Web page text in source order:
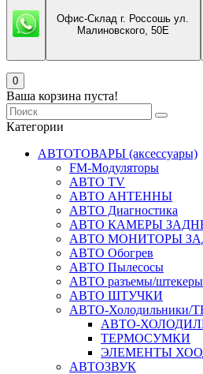
Офис-Склад г. Россошь ул.
Малиновского, 50Е
0
Ваша корзина пуста!
Категории
АВТОТОВАРЫ (аксессуары)
FM-Модуляторы
АВТО TV
АВТО АНТЕННЫ
АВТО Диагностика
АВТО КАМЕРЫ
АВТО МОНИТОРЫ
АВТО Обогрев
АВТО Пылесосы
АВТО разъемы/штекеры
АВТО ШТУЧКИ
АВТО-
АВТО-
ТЕРМОСУМКИ
ЭЛЕМЕНТЫ
АВТОЗВУК